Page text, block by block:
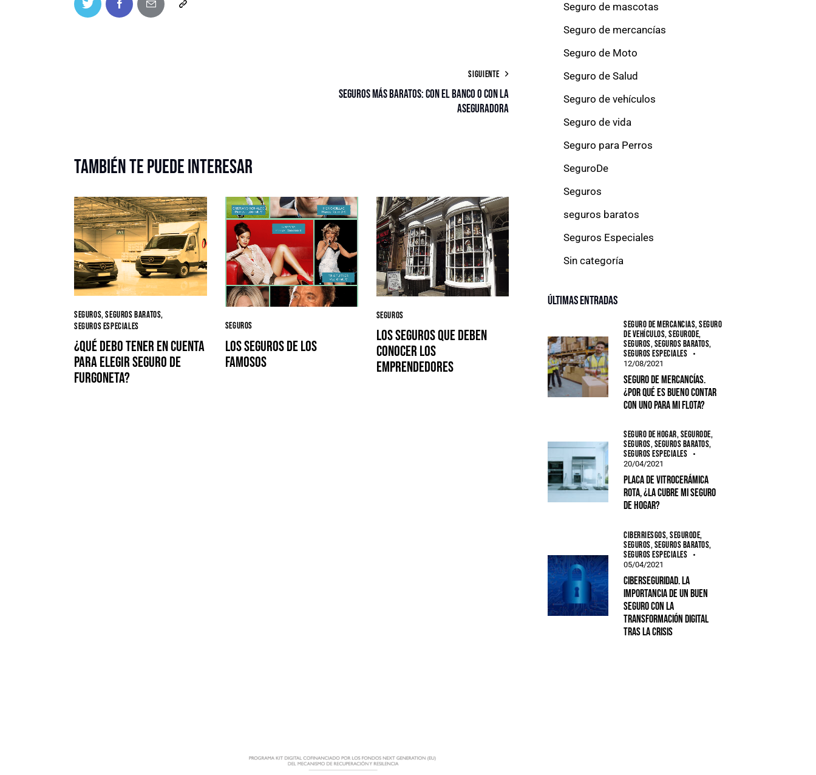
SIGUIENTE
Seguros más baratos: con el banco o con la
aseguradora
También te puede interesar
SEGUROS,SEGUROS BARATOS,
SEGUROS ESPECIALES
¿Qué debo tener en cuenta
para elegir seguro de
furgoneta?
SEGUROS
Los seguros de los
famosos
SEGUROS
Los seguros que deben
conocer los
emprendedores
Seguro de mascotas
Seguro de mercancías
Seguro de Moto
Seguro de Salud
Seguro de vehículos
Seguro de vida
Seguro para Perros
SeguroDe
Seguros
seguros baratos
Seguros Especiales
Sin categoría
Últimas entradas
SEGURO DE MERCANCÍAS,SEGURO
DE VEHÍCULOS,SEGURODE,
SEGUROS,SEGUROS BARATOS,
SEGUROS ESPECIALES
12/08/2021
Seguro de mercancías.
¿Por qué es bueno contar
con uno para mi flota?
SEGURO DE HOGAR,SEGURODE,
SEGUROS,SEGUROS BARATOS,
SEGUROS ESPECIALES
20/04/2021
Placa de vitrocerámica
rota, ¿la cubre mi seguro
de hogar?
CIBERRIESGOS,SEGURODE,
SEGUROS,SEGUROS BARATOS,
SEGUROS ESPECIALES
05/04/2021
Ciberseguridad. La
importancia de un buen
seguro con la
transformación digital
tras la crisis